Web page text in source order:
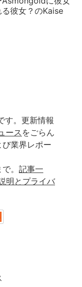
彼女？のKaise
す。更新情報
ースをごらん
び業界レポー
で。 記事一
明とプライバ